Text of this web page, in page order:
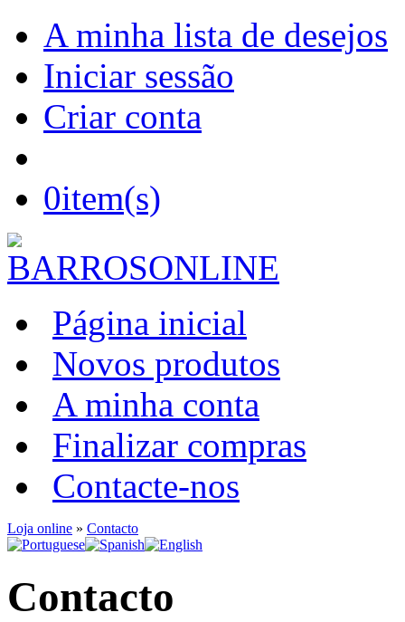
A minha lista de desejos
Iniciar sessão
Criar conta
0item(s)
Página inicial
Novos produtos
A minha conta
Finalizar compras
Contacte-nos
Loja online » Contacto
Contacto